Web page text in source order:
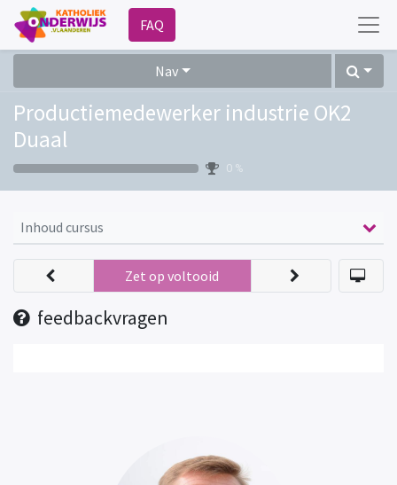
FAQ
Nav
Productiemedewerker industrie OK2
Duaal
0 %
Inhoud cursus
feedbackvragen
Zet op voltooid